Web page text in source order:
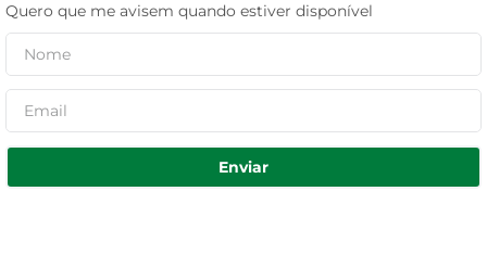
Quero que me avisem quando estiver disponível
Enviar